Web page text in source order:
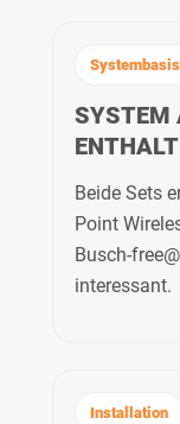
Systembasis
SYSTEM
Beide Sets
Point
Busch-
interessant.
Installation